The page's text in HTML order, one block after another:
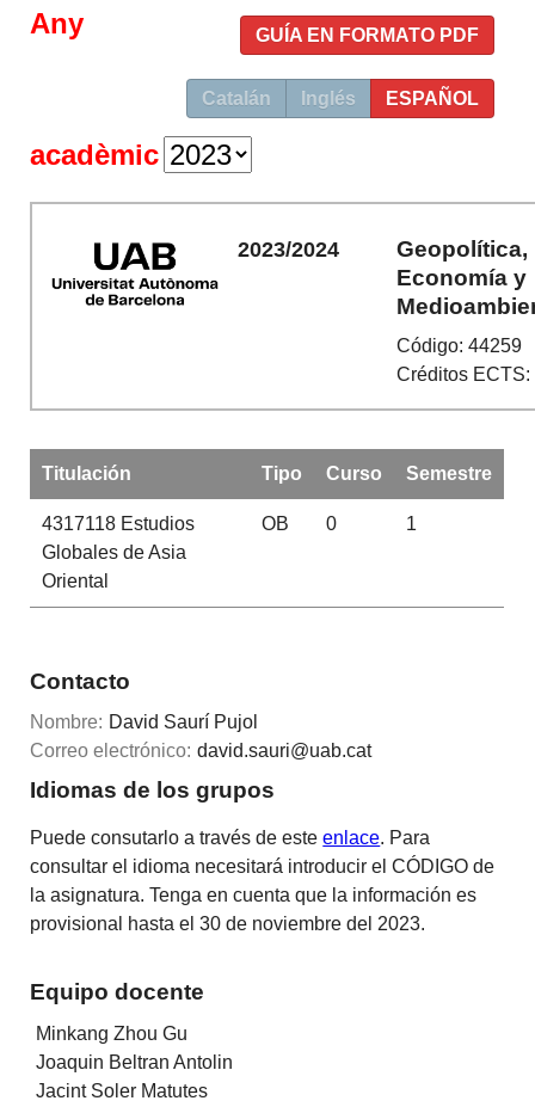
GUÍA EN FORMATO PDF
Catalán Inglés ESPAÑOL
Any
acadèmic
2023/2024
Geopolítica,
Economía y
Código: 44259
Créditos ECTS:
Titulación Tipo Curso Semestre
4317118Estudios
Globales de Asia
Oriental
OB 0 1
Contacto
Nombre: David Saurí Pujol
Correo electrónico: david.sauri@uab.cat
Idiomas de los grupos
Puede consutarlo a través de esteenlace. Para
consultar el idioma necesitará introducir el CÓDIGO de
la asignatura. Tenga en cuenta que la información es
provisional hasta el 30 de noviembre del 2023.
Equipo docente
Minkang Zhou Gu
Joaquin Beltran Antolin
Jacint Soler Matutes